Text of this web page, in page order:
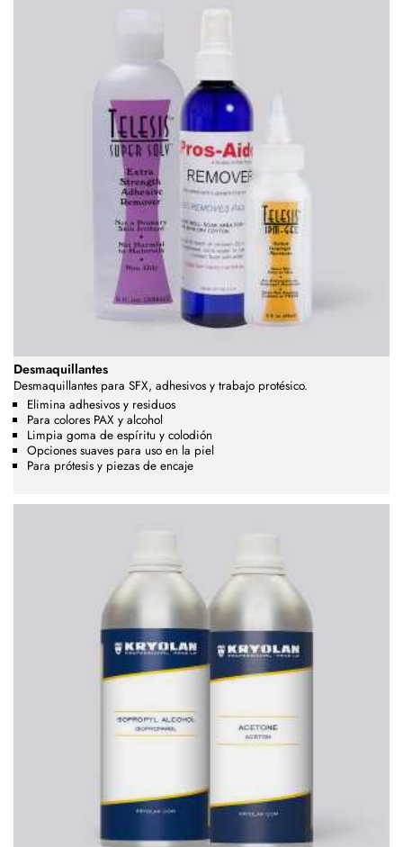
Desmaquillantes
Desmaquillantes para SFX, adhesivos y trabajo protésico.
Elimina adhesivos y residuos
Para colores PAX y alcohol
Limpia goma de espíritu y colodión
Opciones suaves para uso en la piel
Para prótesis y piezas de encaje